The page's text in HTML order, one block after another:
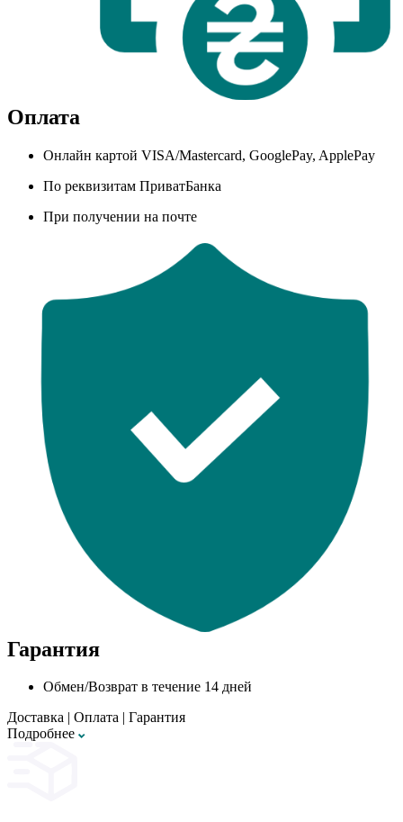
Оплата
Онлайн картой VISA/Mastercard, GooglePay, ApplePay
По реквизитам ПриватБанка
При получении на почте
Гарантия
Обмен/Возврат в течение 14 дней
Доставка | Оплата | Гарантия
Подробнее